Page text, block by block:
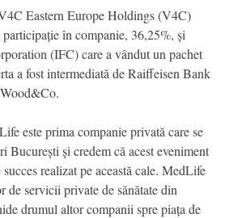
Eastern Europe Holdings (V4C)
participație în companie, 36,25%, și
(IFC) care a vândut un pachet
a fost intermediată de Raiffeisen Bank
este prima companie privată care se
București și credem că acest eveniment
realizat pe această cale. MedLife
de servicii private de sănătate din
drumul altor companii spre piața de